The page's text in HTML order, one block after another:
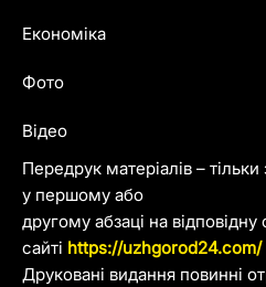
Передрук матеріалів –
у першому або
другому абзаці на відповідну
сайті https://uzhgorod24.com/
Друковані видання повинні
Економіка
Фото
Відео